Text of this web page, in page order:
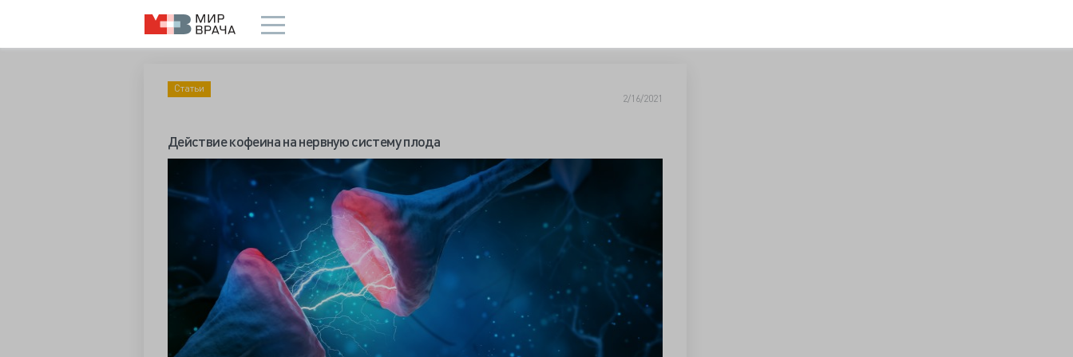
Статьи
2/16/2021
Действие кофеина на нервную систему плода